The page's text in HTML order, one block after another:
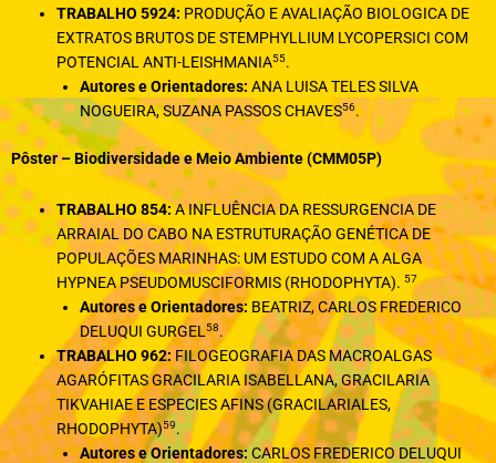
TRABALHO 5924: PRODUÇÃO E AVALIAÇÃO BIOLOGICA DE
EXTRATOS BRUTOS DE STEMPHYLLIUM LYCOPERSICI COM
POTENCIAL ANTI-LEISHΜΑΝΙΑ55.
Autores e Orientadores: ANA LUISA TELES SILVA
NOGUEIRA, SUZANA PASSOS CHAVES56.
Pôster – Biodiversidade e Meio Ambiente (CMM05P)
TRABALHO 854:A INFLUÊNCIA DA RESSURGENCIA DE
ARRAIAL DO CABO NA ESTRUTURAÇÃO GENÉTICA DE
POPULAÇÕES MARINHAS: UM ESTUDO COM A ALGA
HYPNEA PSEUDOMUSCIFORMIS (RHODOPHYTA).57
Autores e Orientadores: BEATRIZ, CARLOS FREDERICO
DELUQUI GURGEL58.
TRABALHO 962: FILOGEOGRAFIA DAS MACROALGAS
AGARÓFITAS GRACILARIA ISABELLANA, GRACILARIA
TIKVAHIAE E ESPECIES AFINS (GRACILARIALES,
RHODOPHYTA)59.
Autores e Orientadores: CARLOS FREDERICO DELUQUI